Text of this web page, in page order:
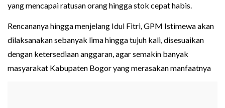
yang mencapai ratusan orang hingga stok cepat habis.
Rencananya hingga menjelang Idul Fitri, GPM Istimewa akan
dilaksanakan sebanyak lima hingga tujuh kali, disesuaikan
dengan ketersediaan anggaran, agar semakin banyak
masyarakat Kabupaten Bogor yang merasakan manfaatnya